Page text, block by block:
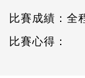
比賽成績：全
比賽心得：